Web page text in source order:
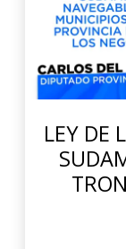
LEY DE